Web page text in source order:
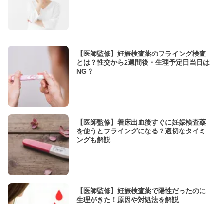
【医師監修】妊娠検査薬のフライング検査
とは？性交から2週間後・生理予定日当日は
NG？
【医師監修】着床出血後すぐに妊娠検査薬
を使うとフライングになる？適切なタイミ
ングも解説
【医師監修】妊娠検査薬で陽性だったのに
生理がきた！原因や対処法を解説